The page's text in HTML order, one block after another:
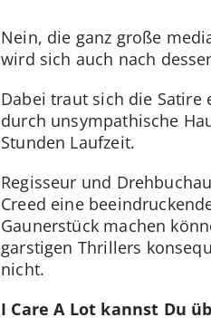
Nein, die ganz große
wird sich auch nach
Dabei traut sich die
durch unsympathische
Stunden Laufzeit.
Regisseur und
Creed eine
Gaunerstück machen
garstigen Thrillers
nicht.
I Care A Lot kannst Du